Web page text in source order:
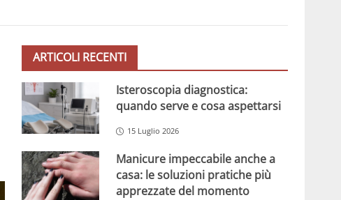
ARTICOLI RECENTI
Isteroscopia diagnostica:
quando serve e cosa aspettarsi
15 Luglio 2026
Manicure impeccabile anche a
casa: le soluzioni pratiche più
apprezzate del momento